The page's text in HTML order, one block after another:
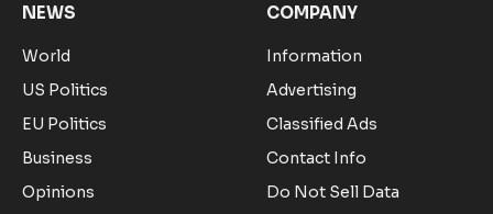
NEWS
World
US Politics
EU Politics
Business
Opinions
COMPANY
Information
Advertising
Classified Ads
Contact Info
Do Not Sell Data